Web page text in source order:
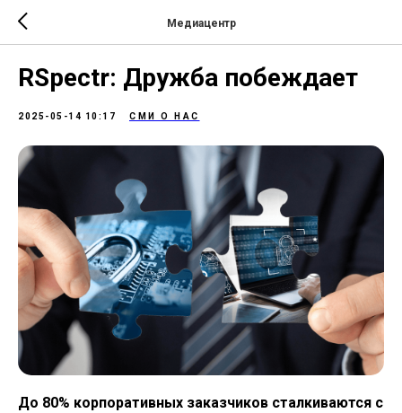
Медиацентр
RSpectr: Дружба побеждает
2025-05-14 10:17 СМИ О НАС
До 80% корпоративных заказчиков сталкиваются с